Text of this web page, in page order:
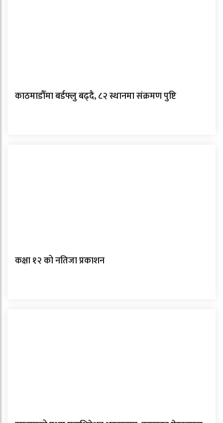
काठमाडौँमा बर्डफ्लु बढ्दै, ८२ स्थानमा संक्रमण पुष्टि
कक्षा १२ को नतिजा प्रकाशन